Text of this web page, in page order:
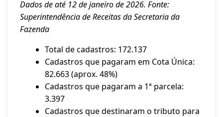
Dados de até 12 de janeiro de 2026. Fonte:
Superintendência de Receitas da Secretaria da
Fazenda
Total de cadastros: 172.137
Cadastros que pagaram em Cota Única:
82.663 (aprox. 48%)
Cadastros que pagaram a 1ª parcela:
3.397
Cadastros que destinaram o tributo para